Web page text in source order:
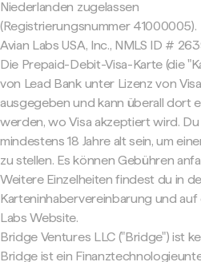
Niederlanden zugelassen
(Registrierungsnummer 41000005).
Avian Labs USA, Inc., NMLS ID #
Die Prepaid-Debit-Visa-Karte (die
von Lead Bank unter Lizenz von Visa
ausgegeben und kann überall dort
werden, wo Visa akzeptiert wird.
mindestens 18 Jahre alt sein, um
zu stellen. Es können Gebühren
Weitere Einzelheiten findest du in
Karteninhabervereinbarung und auf
Labs Website.
Bridge Ventures LLC ("Bridge") ist
Bridge ist ein